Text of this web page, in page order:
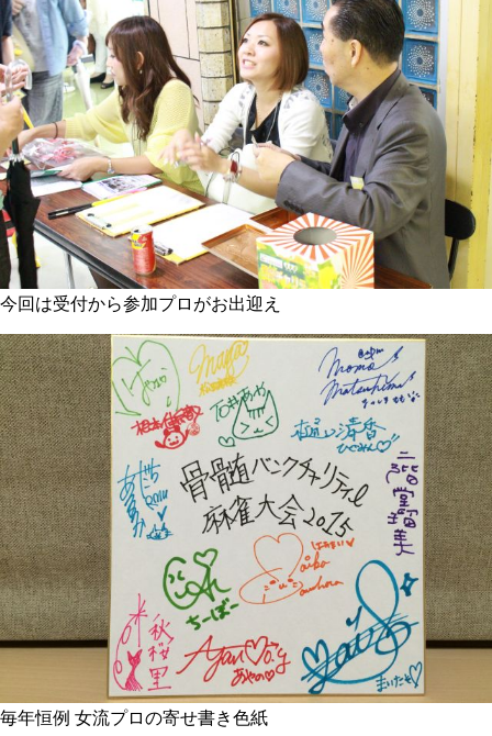
今回は受付から参加プロがお出迎え
毎年恒例 女流プロの寄せ書き色紙